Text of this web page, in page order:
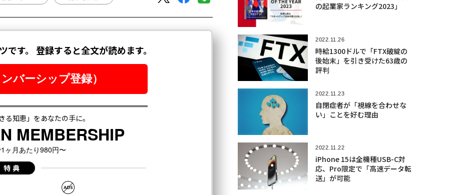
の起業家ランキング2023」
2022.11.26
時給1300ドルで「FTX破綻の
後始末」を引き受けた63歳の
評判
2022.11.23
自閉症者が「視線を合わせな
い」ことを好む理由
2022.11.22
iPhone 15は全機種USB-C対
応、Pro限定で「高速データ転
送」が可能